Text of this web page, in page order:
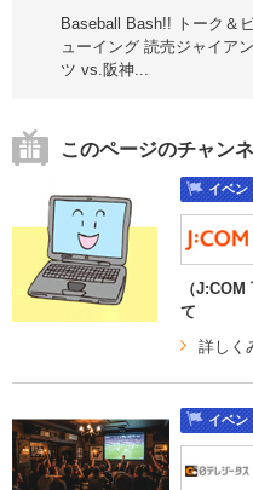
Baseball Bash!! トーク＆
ューイング 読売ジャイアン
ツ vs.阪神...
このページのチャン
イベン
（
て
詳しく
イベン